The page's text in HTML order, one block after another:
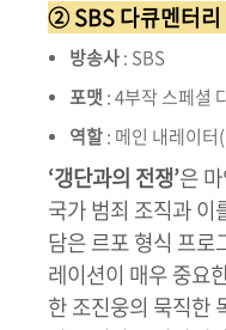
② SBS 다큐멘터리
방송사: SBS
포맷: 4부작 스페셜
역할: 메인 내레이터
‘갱단과의 전쟁’은
국가 범죄 조직과 이
담은 르포 형식 프로
레이션이 매우 중요
한 조진웅의 묵직한